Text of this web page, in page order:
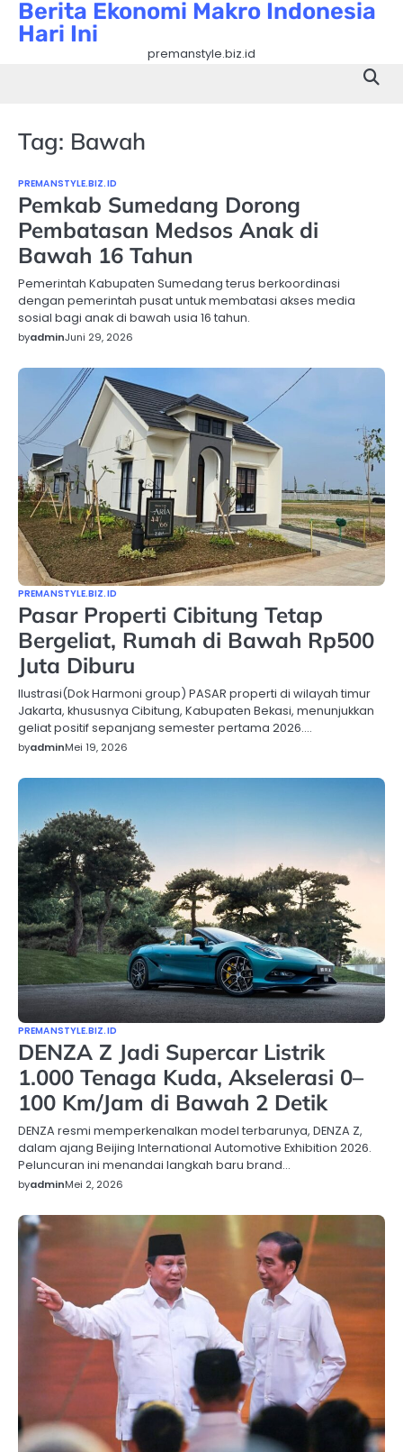
SkipBerita Ekonomi Makro Indonesia
Hari Ini
premanstyle.biz.id
Tag: Bawah
PREMANSTYLE.BIZ.ID
Pemkab Sumedang Dorong
Pembatasan Medsos Anak di
Bawah 16 Tahun
Pemerintah Kabupaten Sumedang terus berkoordinasi
dengan pemerintah pusat untuk membatasi akses media
sosial bagi anak di bawah usia 16 tahun.
byadminJuni 29, 2026
PREMANSTYLE.BIZ.ID
Pasar Properti Cibitung Tetap
Bergeliat, Rumah di Bawah Rp500
Juta Diburu
Ilustrasi(Dok Harmoni group) PASAR properti di wilayah timur
Jakarta, khususnya Cibitung, Kabupaten Bekasi, menunjukkan
geliat positif sepanjang semester pertama 2026.…
byadminMei 19, 2026
PREMANSTYLE.BIZ.ID
DENZA Z Jadi Supercar Listrik
1.000 Tenaga Kuda, Akselerasi 0–
100 Km/Jam di Bawah 2 Detik
DENZA resmi memperkenalkan model terbarunya, DENZA Z,
dalam ajang Beijing International Automotive Exhibition 2026.
Peluncuran ini menandai langkah baru brand…
byadminMei 2, 2026